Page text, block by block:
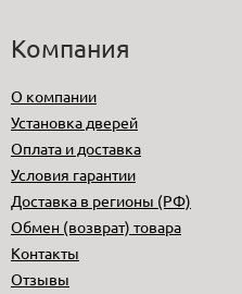
Компания
О компании
Установка дверей
Оплата и доставка
Условия гарантии
Доставка в регионы (РФ)
Обмен (возврат) товара
Контакты
Отзывы